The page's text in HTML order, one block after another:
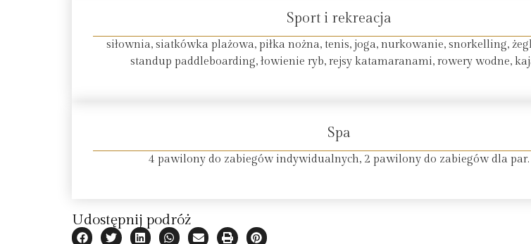
Sport i rekreacja
siłownia, siatkówka plażowa, piłka nożna, tenis, joga, nurkowanie, snorkelling,
standup paddleboarding, łowienie ryb, rejsy katamaranami, rowery wodne,
Spa
4 pawilony do zabiegów indywidualnych, 2 pawilony do zabiegów dla par.
Udostępnij podróż